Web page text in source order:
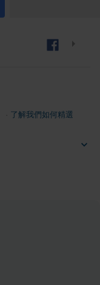
了解我們如何精選